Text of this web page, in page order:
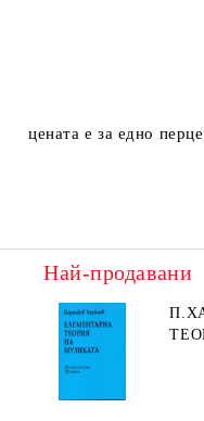
цената е за едно перце
Най-продавани